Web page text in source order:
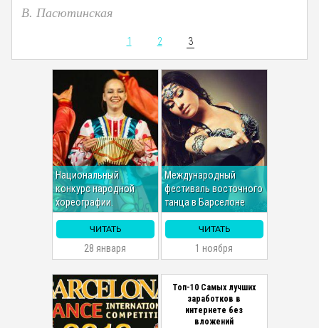
В. Пасютинская
1 2 3
Национальный
конкурс народной
хореографии.
ЧИТАТЬ
28 января
Международный
фестиваль восточного
танца в Барселоне
ЧИТАТЬ
1 ноября
Топ-10 Самых лучших
заработков в
интернете без
вложений